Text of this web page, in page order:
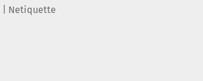
Netiquette